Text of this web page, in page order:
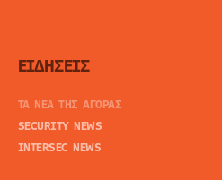
ΕΙΔΗΣΕΙΣ
ΤΑ ΝΕΑ ΤΗΣ ΑΓΟΡΑΣ
SECURITY NEWS
INTERSEC NEWS